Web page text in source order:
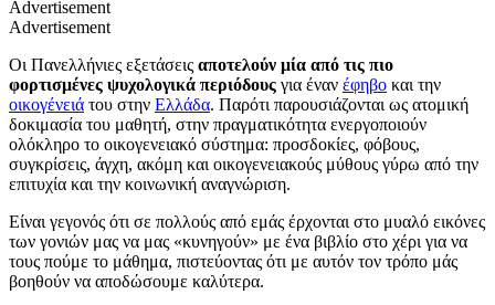
Advertisement
Advertisement
Οι Πανελλήνιες εξετάσεις αποτελούν μία από τις πιο
φορτισμένες ψυχολογικά περιόδους για έναν έφηβο και την
οικογένειά του στην Ελλάδα. Παρότι παρουσιάζονται ως ατομική
δοκιμασία του μαθητή, στην πραγματικότητα ενεργοποιούν
ολόκληρο το οικογενειακό σύστημα: προσδοκίες, φόβους,
συγκρίσεις, άγχη, ακόμη και οικογενειακούς μύθους γύρω από την
επιτυχία και την κοινωνική αναγνώριση.
Είναι γεγονός ότι σε πολλούς από εμάς έρχονται στο μυαλό εικόνες
των γονιών μας να μας «κυνηγούν» με ένα βιβλίο στο χέρι για να
τους πούμε το μάθημα, πιστεύοντας ότι με αυτόν τον τρόπο μάς
βοηθούν να αποδώσουμε καλύτερα.